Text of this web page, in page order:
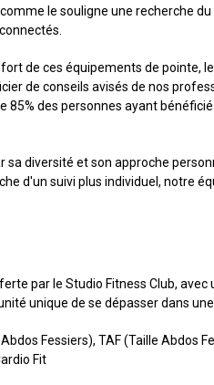
le souligne une recherche
de ces équipements de pointe,
de conseils avisés de nos
85% des personnes ayant
diversité et son approche
d'un suivi plus individuel, notre
par le Studio Fitness Club,
unique de se dépasser dans
Fessiers), TAF (Taille Abdos
Fit